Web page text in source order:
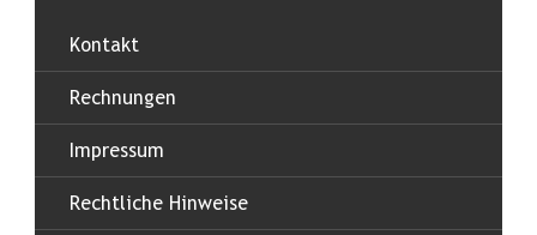
Kontakt
Rechnungen
Impressum
Rechtliche Hinweise